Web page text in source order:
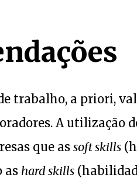
trabalho, a priori,
A utilização
que as soft skills
as hard skills